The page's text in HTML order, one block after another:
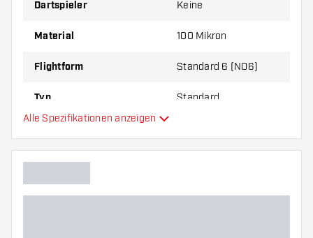
um herauszufinden, welche Variante am besten
zu Ihnen passt!
Dartspieler Keine
Material 100 Mikron
Flightform Standard 6 (NO6)
Typ Standard
Hauptfarbe
Alle Spezifikationen anzeigen